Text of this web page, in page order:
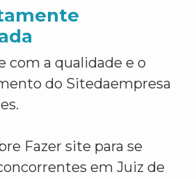
com a qualidade e o
do Sitedaempresa
Fazer site para se
em Juiz de